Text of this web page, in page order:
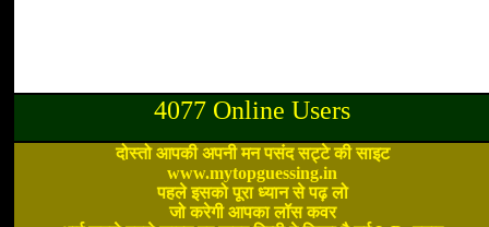
4077 Online Users
दोस्तो आपकी अपनी मन पसंद सट्टे की साइट
www.mytopguessing.in
पहले इसको पूरा ध्यान से पढ़ लो
जो करेगी आपका लॉस कवर